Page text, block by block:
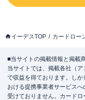
イーデスTOP カードロー
■当サイトの掲載情報と掲載
当サイトでは、掲載各社（
で収益を得ております。し
おける提携事業者サービス
受けておりません。カード